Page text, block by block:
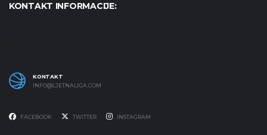
KONTAKT INFORMACIJE:
KONTAKT
INFO@LJETNALIGA.COM
FACEBOOK TWITTER INSTAGRAM